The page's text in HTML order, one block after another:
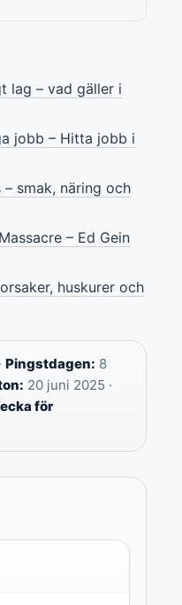
lag – vad gäller i
jobb – Hitta jobb i
smak, näring och
– Ed Gein
huskurer och
Pingstdagen: 8
20 juni 2025 ·
för